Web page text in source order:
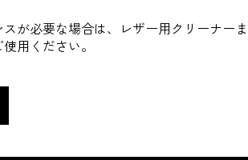
が必要な場合は、レザー用クリーナーま
用ください。